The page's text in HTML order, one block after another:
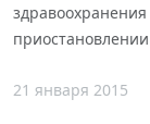
21 января 2015